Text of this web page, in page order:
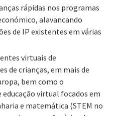
rápidas nos programas
alavancando
de IP existentes em várias
virtuais de
de crianças, em mais de
bem como o
virtual focados em
e matemática (STEM no